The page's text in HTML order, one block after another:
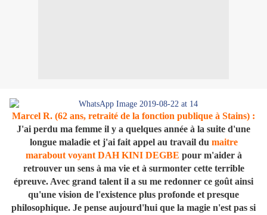
Marcel R. (62 ans, retraité de la fonction publique à Stains) :
J'ai perdu ma femme il y a quelques année à la suite d'une
longue maladie et j'ai fait appel au travail du maitre
marabout voyant DAH KINI DEGBE pour m'aider à
retrouver un sens à ma vie et à surmonter cette terrible
épreuve. Avec grand talent il a su me redonner ce goût ainsi
qu'une vision de l'existence plus profonde et presque
philosophique. Je pense aujourd'hui que la magie n'est pas si